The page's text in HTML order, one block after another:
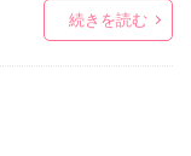
続きを読む